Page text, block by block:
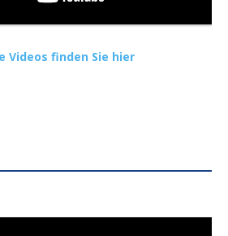
Videos finden Sie hier